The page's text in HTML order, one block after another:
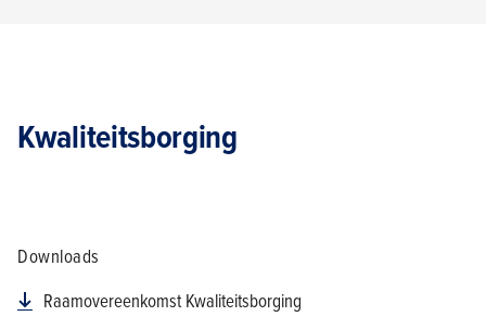
Kwaliteitsborging
Downloads
Raamovereenkomst Kwaliteitsborging